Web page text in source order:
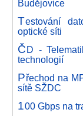
Budějovice
Testování
optické síti
ČD -
technologií
Přechod na
sítě SŽDC
100 Gbps na